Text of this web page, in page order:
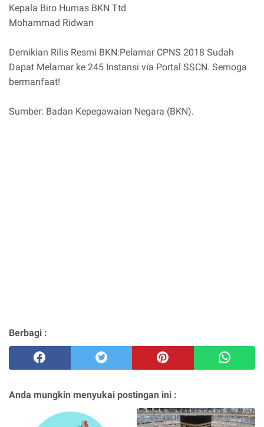
Kepala Biro Humas BKN Ttd
Mohammad Ridwan
Demikian Rilis Resmi BKN:Pelamar CPNS 2018 Sudah
Dapat Melamar ke 245 Instansi via Portal SSCN. Semoga
bermanfaat!
Sumber: Badan Kepegawaian Negara (BKN).
Berbagi :
Anda mungkin menyukai postingan ini :